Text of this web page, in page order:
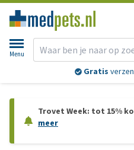
Menu
Gratis
Trovet Week: tot 15%
meer